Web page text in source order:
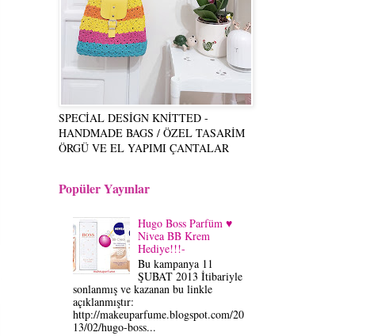
SPECİAL DESİGN KNİTTED -
HANDMADE BAGS / ÖZEL TASARİM
ÖRGÜ VE EL YAPIMI ÇANTALAR
Popüler Yayınlar
Hugo Boss Parfüm ♥
Nivea BB Krem
Hediye!!!-
Bu kampanya 11
ŞUBAT 2013 İtibariyle
sonlanmış ve kazanan bu linkle
açıklanmıştır:
http://makeuparfume.blogspot.com/20
13/02/hugo-boss...